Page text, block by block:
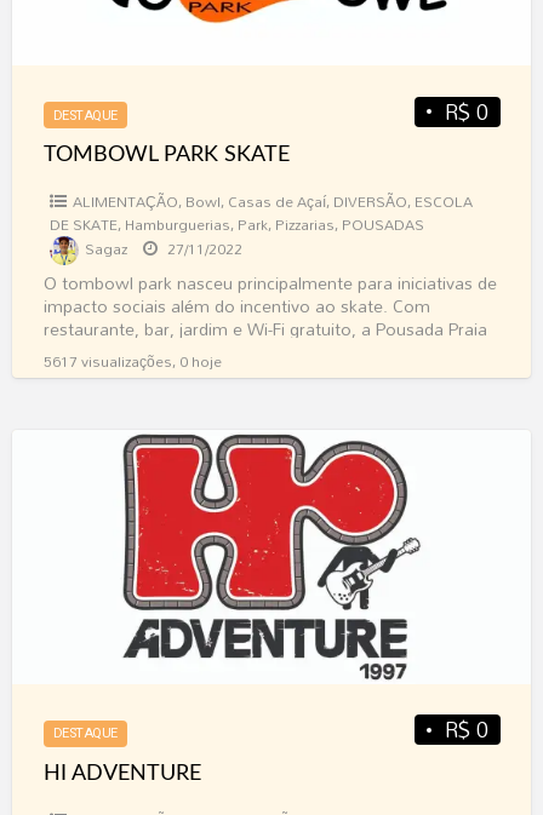
DESTAQUE R$ 0
TOMBOWL PARK SKATE
ALIMENTAÇÃO, Bowl, Casas de Açaí, DIVERSÃO, ESCOLA
DE SKATE, Hamburguerias, Park, Pizzarias, POUSADAS
Sagaz
27/11/2022
O tombowl park nasceu principalmente para iniciativas de
impacto sociais além do incentivo ao skate. Com
restaurante, bar, jardim e Wi-Fi gratuito, a Pousada Praia
[…]
5617 visualizações, 0 hoje
ADVENTURE
DESTAQUE R$ 0
HI ADVENTURE